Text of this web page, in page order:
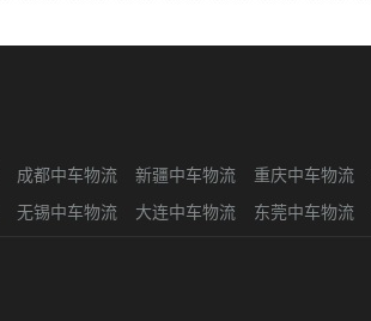
成都中车物流 新疆中车物流 重庆中车物流
无锡中车物流 大连中车物流 东莞中车物流